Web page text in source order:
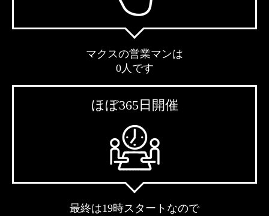
マクスの営業マンは
0人です
ほぼ365日開催
最終は19時スタートなので